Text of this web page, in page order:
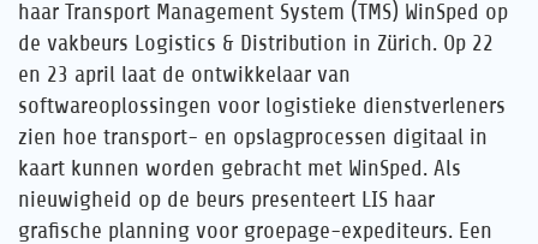
haar Transport Management System (TMS) WinSped op
de vakbeurs Logistics & Distribution in Zürich. Op 22
en 23 april laat de ontwikkelaar van
softwareoplossingen voor logistieke dienstverleners
zien hoe transport- en opslagprocessen digitaal in
kaart kunnen worden gebracht met WinSped. Als
nieuwigheid op de beurs presenteert LIS haar
grafische planning voor groepage-expediteurs. Een